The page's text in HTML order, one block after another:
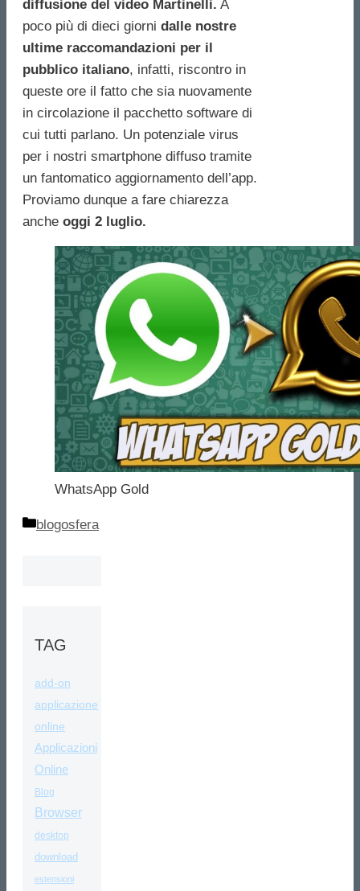
diffusione del video Martinelli. A
poco più di dieci giorni dalle nostre
ultime raccomandazioni per il
pubblico italiano, infatti, riscontro in
queste ore il fatto che sia nuovamente
in circolazione il pacchetto software di
cui tutti parlano. Un potenziale virus
per i nostri smartphone diffuso tramite
un fantomatico aggiornamento dell’app.
Proviamo dunque a fare chiarezza
anche oggi 2 luglio.
WhatsApp Gold
Categorie
blogosfera
TAG
add-on
applicazione
online
Applicazioni
Online
Blog
Browser
desktop
download
estensioni